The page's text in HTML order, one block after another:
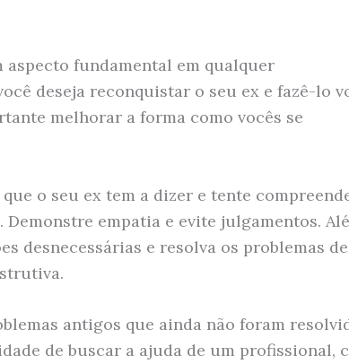
aspecto fundamental em qualquer
deseja reconquistar o seu ex e fazê-lo
melhorar a forma como vocês se
o seu ex tem a dizer e tente
Demonstre empatia e evite julgamentos.
desnecessárias e resolva os problemas de
antigos que ainda não foram
de buscar a ajuda de um profissional,